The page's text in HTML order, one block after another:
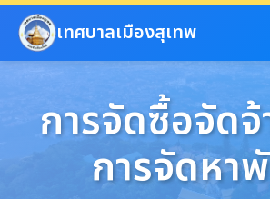
ข้ามไปยังเนื้อหาหลัก
เทศบาลเมืองสุเทพ
การจัดซื้อจัด
การจัดหา